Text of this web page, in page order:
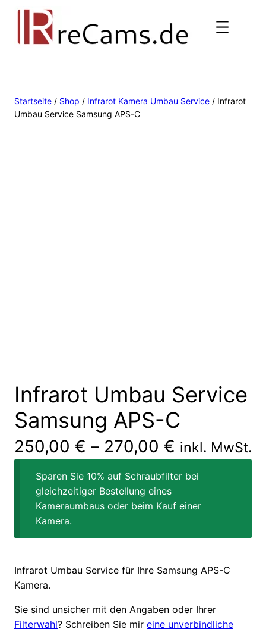
Startseite / Shop / Infrarot Kamera Umbau Service / Infrarot
Umbau Service Samsung APS-C
Infrarot Umbau Service
Samsung APS-C
250,00 € – 270,00 € inkl. MwSt.
Sparen Sie 10% auf Schraubfilter bei
gleichzeitiger Bestellung eines
Kameraumbaus oder beim Kauf einer
Kamera.
Infrarot Umbau Service für Ihre Samsung APS-C
Kamera.
Sie sind unsicher mit den Angaben oder Ihrer
Filterwahl? Schreiben Sie mir eine unverbindliche